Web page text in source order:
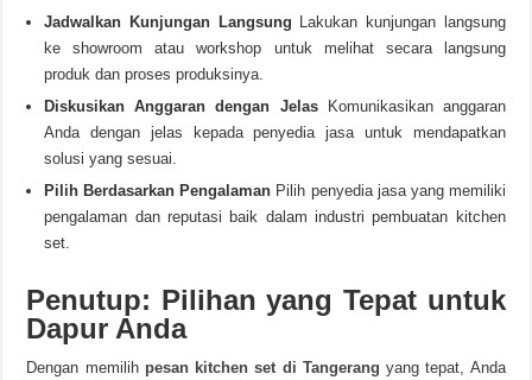
Jadwalkan Kunjungan Langsung Lakukan kunjungan langsung
ke showroom atau workshop untuk melihat secara langsung
produk dan proses produksinya.
Diskusikan Anggaran dengan JelasKomunikasikan anggaran
Anda dengan jelas kepada penyedia jasa untuk mendapatkan
solusi yang sesuai.
Pilih Berdasarkan Pengalaman Pilih penyedia jasa yang memiliki
pengalaman dan reputasi baik dalam industri pembuatan kitchen
set.
Penutup: Pilihan yang Tepat untuk
Dapur Anda
Dengan memilih pesan kitchen set di Tangerang yang tepat, Anda